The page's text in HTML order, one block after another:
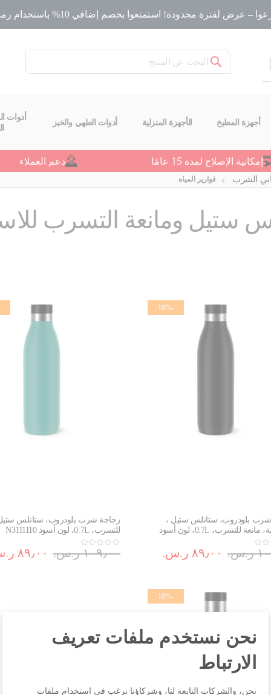
– عرض لفترة محدودة! استمتعوا بخصم إضافي 10% باستخدام رمز الخصم
بحث
أجهزة المطبخ الأجهزة المنزلية أدوات الطهي والخبز
أدوات
إمكانية الإصلاح لمدة 15 عامًا دعم العملاء
الشرب قوارير المياه
ستيل ومانعة التسرب
-18%
بلودروب، ستانلس ستيل ،
مستدامة، مانعة للتسرب، 0.7L، لون أسود
٨٩٫٠٠ ر.س.‏ ر.س.‏
زجاجة شرب بلودروب، ستانلس ستيل
للتسرب، 0.7L، لون أسود N3111110
٨٩٫٠٠ ر.س.‏ ١٠٩٫٠٠ ر.س.‏
-18%
نحن نستخدم ملفات تعريف
الارتباط
نحن، والشركات التابعة لنا، وشركاؤنا نرغب في استخدام ملفات